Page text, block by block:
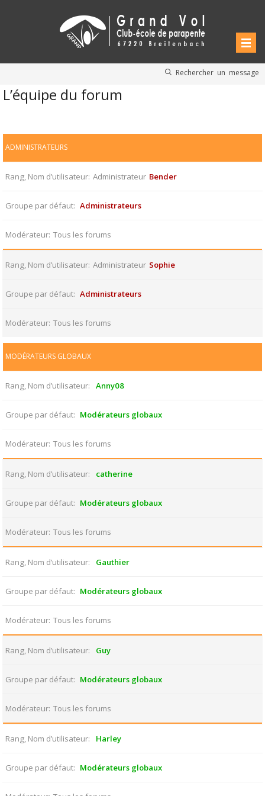
Rechercher un message
L’équipe du forum
ADMINISTRATEURS
Rang, Nom d’utilisateur Administrateur Bender
Groupe par défaut Administrateurs
Modérateur Tous les forums
Rang, Nom d’utilisateur Administrateur Sophie
Groupe par défaut Administrateurs
Modérateur Tous les forums
MODÉRATEURS GLOBAUX
Rang, Nom d’utilisateur Anny08
Groupe par défaut Modérateurs globaux
Modérateur Tous les forums
Rang, Nom d’utilisateur catherine
Groupe par défaut Modérateurs globaux
Modérateur Tous les forums
Rang, Nom d’utilisateur Gauthier
Groupe par défaut Modérateurs globaux
Modérateur Tous les forums
Rang, Nom d’utilisateur Guy
Groupe par défaut Modérateurs globaux
Modérateur Tous les forums
Rang, Nom d’utilisateur Harley
Groupe par défaut Modérateurs globaux